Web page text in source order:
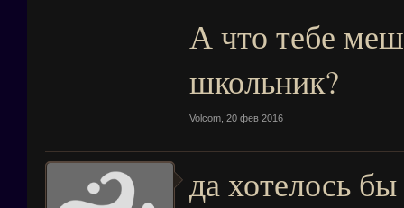
А что тебе
школьник?
Volcom 20 фев 2016
да хотелось